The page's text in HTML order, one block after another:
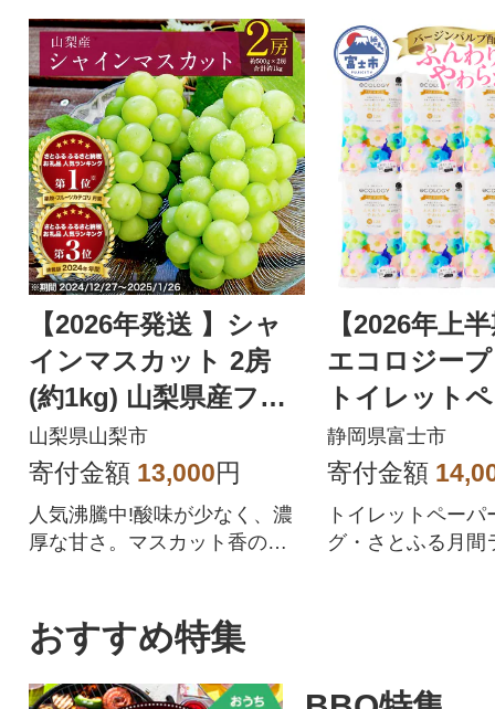
【2026年発送 】シャ
インマスカット 2房
(約1kg) 山梨県産フル
ーツ 人気のぶどう
山梨県山梨市
寄付金額 13,000円
人気沸騰中!酸味が少なく、濃
厚な甘さ。マスカット香の芳
トを中心にぶどうをたくさん
作っている農家が自信を持っ
てお届けします。
【2026年上
エコロジー
トイレット
ダブル 96ロ
品 人気
静岡県富士市
寄付金額
トイレットペーパ
グ・さとふる月間
おすすめ特集